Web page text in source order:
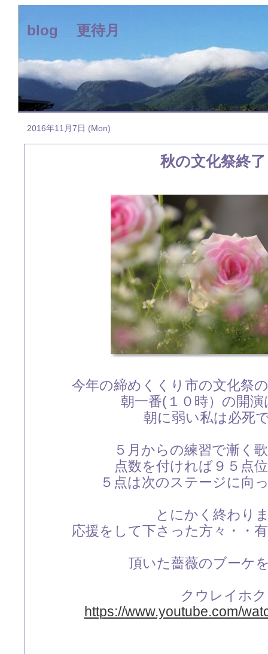
blog 更待月
2016年11月7日 (Mon)
秋の文化祭終了
今年の締めくくり市の文化祭
朝一番(１０時）の開
朝に弱い私は必死
５月からの練習で漸く
点数を付ければ９５点
５点は次のステージに向
とにかく終わり
応援をして下さった方々・・
頂いた薔薇のブーケ
クウレイホ
https://www.youtube.com/